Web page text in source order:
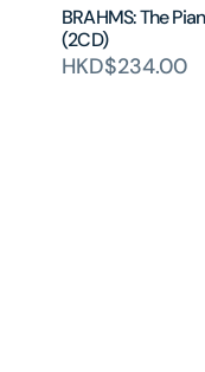
BRAHMS: The
(2CD)
HKD$234.00